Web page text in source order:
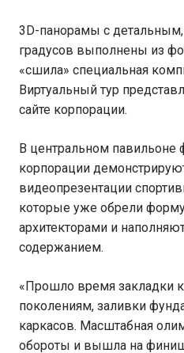
3D-панорамы с
градусов выполнены из
«сшила» специальная
Виртуальный тур
сайте корпорации.
В центральном павильоне
корпорации
видеопрезентации
которые уже обрели
архитекторами и
содержанием.
«Прошло время закладки
поколениям, заливки
каркасов. Масштабная
обороты и вышла на